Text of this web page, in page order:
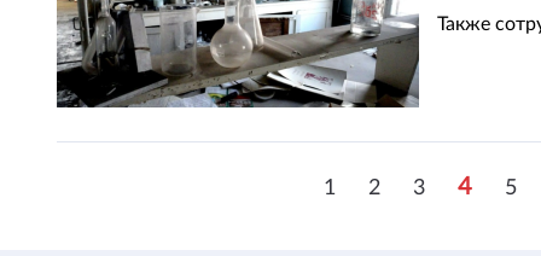
Таразе
Также
1 2 3 4 5